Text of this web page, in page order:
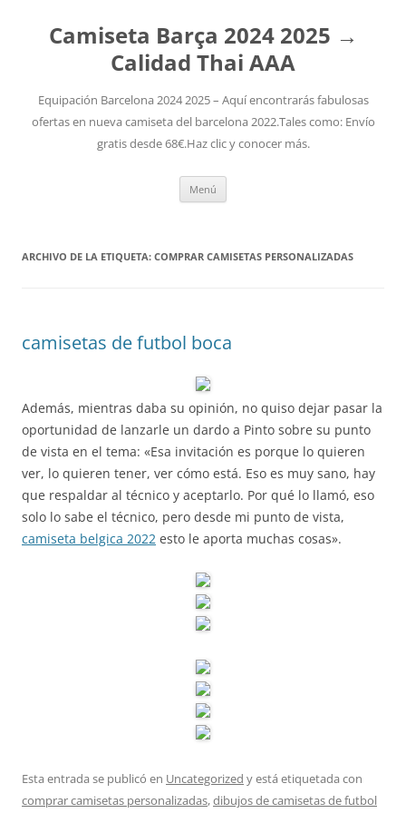
Camiseta Barça 2024 2025 →
Calidad Thai AAA
Equipación Barcelona 2024 2025 – Aquí encontrarás fabulosas
ofertas en nueva camiseta del barcelona 2022.Tales como: Envío
gratis desde 68€.Haz clic y conocer más.
Menú
ARCHIVO DE LA ETIQUETA: COMPRAR CAMISETAS PERSONALIZADAS
camisetas de futbol boca
Además, mientras daba su opinión, no quiso dejar pasar la
oportunidad de lanzarle un dardo a Pinto sobre su punto
de vista en el tema: «Esa invitación es porque lo quieren
ver, lo quieren tener, ver cómo está. Eso es muy sano, hay
que respaldar al técnico y aceptarlo. Por qué lo llamó, eso
solo lo sabe el técnico, pero desde mi punto de vista,
camiseta belgica 2022 esto le aporta muchas cosas».
Esta entrada se publicó en Uncategorized y está etiquetada con
comprar camisetas personalizadas,dibujos de camisetas de futbol